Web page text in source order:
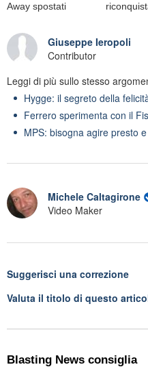
Away spostati
Giuseppe Ieropoli
Contributor
Leggi di più sullo stesso
Hygge: il segreto della
Ferrero sperimenta con il
MPS: bisogna agire presto
Michele Caltagirone
Video Maker
Suggerisci una correzione
Valuta il titolo di questo
Blasting News consiglia